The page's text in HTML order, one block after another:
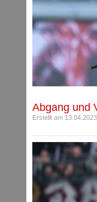
Abgang und
Erstellt am